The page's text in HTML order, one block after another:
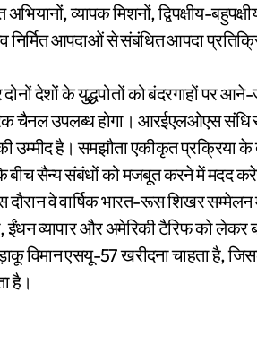
व्यापक मिशनों, द्विपक्षीय-
निर्मित आपदाओं से संबंधित आपदा
देशों के युद्धपोतों को बंदरगाहों पर
चैनल उपलब्ध होगा। आरईएलओएस संधि
है। समझौता एकीकृत प्रक्रिया के
बीच सैन्य संबंधों को मजबूत करने में मदद
दौरान वे वार्षिक भारत-रूस शिखर
व्यापार और अमेरिकी टैरिफ को लेकर
एसयू-57 खरीदना चाहता है,
है।